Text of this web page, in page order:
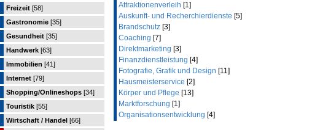
Freizeit [58]
Gastronomie [35]
Gesundheit [35]
Handwerk [63]
Immobilien [41]
Internet [79]
Shopping/Onlineshops [34]
Touristik [55]
Wirtschaft / Handel [66]
Attraktionenverleih [1]
Auskunft- und Recherchierdienste [5]
Brandschutz [3]
Coaching [7]
Direktmarketing [3]
Finanzdienstleistung [4]
Fotografie, Grafik und Design [11]
Hausmeisterservice [2]
Körper und Pflege [13]
Marktforschung [1]
Organisationsentwicklung [4]